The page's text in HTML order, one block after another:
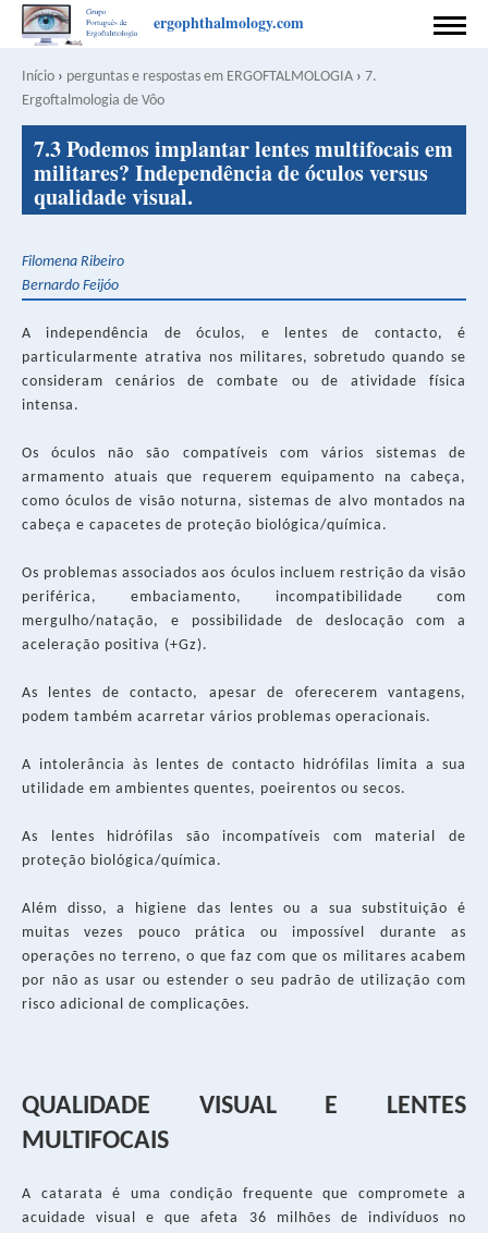
Passar
para
conteúdo
principal
ergophthalmology.com
COORDENAÇÃO
APOIO
PRIVACY POLICY
SEARCH
Navegação
Início › perguntas e respostas em ERGOFTALMOLOGIA › 7.
Ergoftalmologia de Vôo
Back
to
top
7.3 Podemos implantar lentes multifocais em
militares? Independência de óculos versus
qualidade visual.
Filomena Ribeiro
Bernardo Feijóo
A independência de óculos, e lentes de contacto, é
particularmente atrativa nos militares, sobretudo quando se
consideram cenários de combate ou de atividade física
intensa.
Os óculos não são compatíveis com vários sistemas de
armamento atuais que requerem equipamento na cabeça,
como óculos de visão noturna, sistemas de alvo montados na
cabeça e capacetes de proteção biológica/química.
Os problemas associados aos óculos incluem restrição da visão
periférica, embaciamento, incompatibilidade com
mergulho/natação, e possibilidade de deslocação com a
aceleração positiva (+Gz).
As lentes de contacto, apesar de oferecerem vantagens,
podem também acarretar vários problemas operacionais.
A intolerância às lentes de contacto hidrófilas limita a sua
utilidade em ambientes quentes, poeirentos ou secos.
As lentes hidrófilas são incompatíveis com material de
proteção biológica/química.
Além disso, a higiene das lentes ou a sua substituição é
muitas vezes pouco prática ou impossível durante as
operações no terreno, o que faz com que os militares acabem
por não as usar ou estender o seu padrão de utilização com
risco adicional de complicações.
QUALIDADE VISUAL E LENTES
MULTIFOCAIS
A catarata é uma condição frequente que compromete a
acuidade visual e que afeta 36 milhões de indivíduos no